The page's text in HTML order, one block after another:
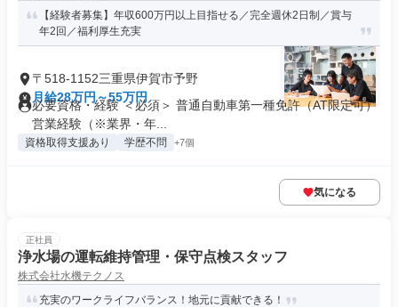
【経験者募集】年収600万円以上目指せる／完全週休2日制／賞与
年2回／福利厚生充実
〒518-1152三重県伊賀市予野
月給28万円～55万円
必要資格・経験 ＜必須＞ 普通自動車第一種免許（AT限定可）
営業経験（※業界・年...
資格取得支援あり 学歴不問 +7個
気になる
正社員
浄水場の運転維持管理・保守点検スタッフ
株式会社水機テクノス
充実のワークライフバランス！地元に貢献できる！